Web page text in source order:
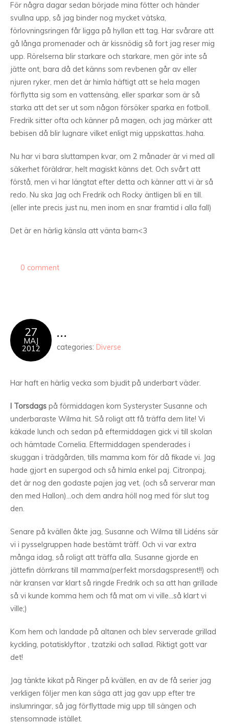
För några dagar sedan började mina fötter och händer
svullna upp, så jag binder nog mycket vätska,
förlovningsringen får ligga på hyllan ett tag. Har svårare att
gå långa promenader och är kissnödig så fort jag reser mig
upp. Rörelserna blir starkare och starkare, men gör inte så
jätte ont, bara då det känns som revbenen går av eller
njuren ryker, men det är himla häftigt att se hela magen
förflytta sig som en vattensäng, eller sparkar som är så
starka att det ser ut som någon försöker sparka en fotboll.
Fredrik sitter ofta och känner på magen, och jag märker att
bebisen då blir lugnare vilket enligt mig uppskattas..haha.
Nu har vi bara sluttampen kvar, om 2 månader är vi med all
säkerhet föräldrar, helt magiskt känns det. Och svårt att
förstå, men vi har längtat efter detta och känner att vi är så
redo. Nu ska Jag och Fredrik och Rocky äntligen bli en till.
(eller inte precis just nu, men inom en snar framtid i alla fall)
Det är en härlig känsla att vänta barn<3
0 comment
27
MAJ
2012
…
categories: Diverse
Har haft en härlig vecka som bjudit på underbart väder.
I Torsdags på förmiddagen kom Systeryster Susanne och
underbaraste Wilma hit. Så roligt att få träffa dem lite! Vi
käkade lunch och sedan på eftermiddagen gick vi till skolan
och hämtade Cornelia. Eftermiddagen spenderades i
skuggan i trädgården, tills mamma kom för då fikade vi. Jag
hade gjort en supergod och så himla enkel paj. Citronpaj,
det är nog den godaste pajen jag vet, (och så serverar man
den med Hallon)…och dem andra höll nog med för slut tog
den.
Senare på kvällen åkte jag, Susanne och Wilma till Lidéns sär
vi i pysselgruppen hade bestämt träff. Och vi var extra
många idag, så roligt att träffa alla. Susanne gjorde en
jättefin dörrkrans till mamma(perfekt morsdagspresent!!) och
när kransen var klart så ringde Fredrik och sa att han grillade
så vi kunde komma hem och få mat om vi ville…så klart vi
ville;)
Kom hem och landade på altanen och blev serverade grillad
kyckling, potatisklyftor , tzatziki och sallad. Riktigt gott var
det!
Jag tänkte kikat på Ringer på kvällen, en av de få serier jag
verkligen följer men kan säga att jag gav upp efter tre
inslumringar, så jag förflyttade mig upp till sängen och
stensomnade istället.